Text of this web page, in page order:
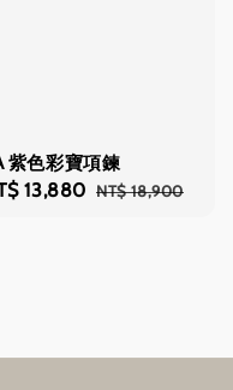
紫色彩寶項鍊
13,880 Regular
NT$ 18,900